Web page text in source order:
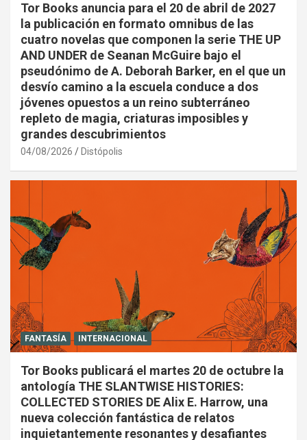
Tor Books anuncia para el 20 de abril de 2027
la publicación en formato omnibus de las
cuatro novelas que componen la serie THE UP
AND UNDER de Seanan McGuire bajo el
pseudónimo de A. Deborah Barker, en el que un
desvío camino a la escuela conduce a dos
jóvenes opuestos a un reino subterráneo
repleto de magia, criaturas imposibles y
grandes descubrimientos
04/08/2026 Distópolis
FANTASÍA INTERNACIONAL
Tor Books publicará el martes 20 de octubre la
antología THE SLANTWISE HISTORIES:
COLLECTED STORIES DE Alix E. Harrow, una
nueva colección fantástica de relatos
inquietantemente resonantes y desafiantes